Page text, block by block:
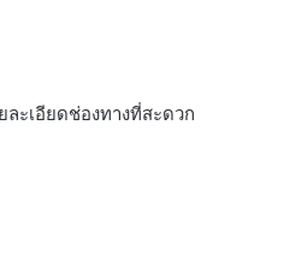
ะเอียดช่องทางที่สะดวก